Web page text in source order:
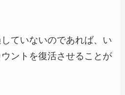
ていないのであれば、い
ントを復活させることが